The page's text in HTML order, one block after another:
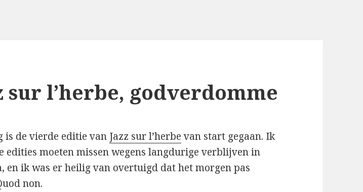
sur l’herbe, godverdomme
is de vierde editie van Jazz sur l’herbevan start gegaan. Ik
edities moeten missen wegens langdurige verblijven in
en ik was er heilig van overtuigd dat het morgen pas
non.